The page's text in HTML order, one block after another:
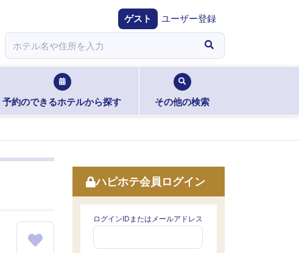
ゲスト ユーザー登録
予約のできるホテルから探す その他の検索
ハピホテ会員ログイン
ログインIDまたはメールアドレス